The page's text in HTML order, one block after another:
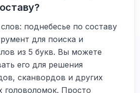
поднебесье по составу
для поиска и
из 5 букв. Вы можете
его для решения
сканвордов и других
головоломок. Просто